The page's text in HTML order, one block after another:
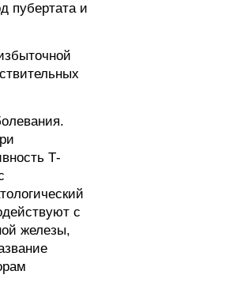
пубертата и
Т-
с
железы,